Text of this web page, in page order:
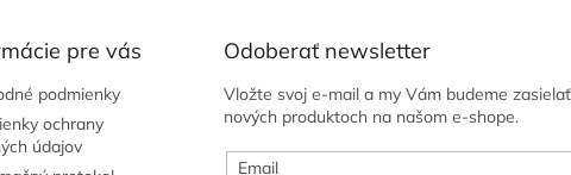
pre vás
podmienky
ochrany
údajov
Odoberať newsletter
Vložte svoj e-mail a my Vám budeme
nových produktoch na našom e-shope.
Email